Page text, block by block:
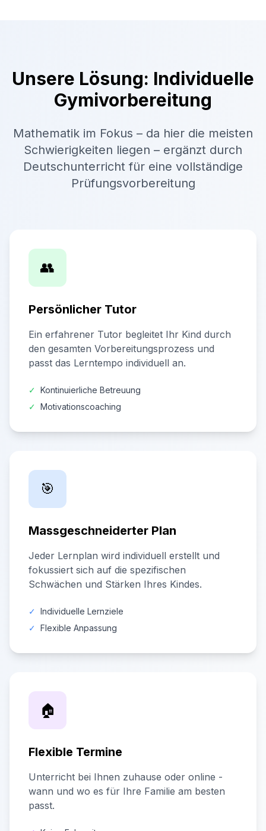
Unsere Lösung: Individuelle
Gymivorbereitung
Mathematik im Fokus – da hier die meisten
Schwierigkeiten liegen – ergänzt durch
Deutschunterricht für eine vollständige
Prüfungsvorbereitung
👥
Persönlicher Tutor
Ein erfahrener Tutor begleitet Ihr Kind durch
den gesamten Vorbereitungsprozess und
passt das Lerntempo individuell an.
✓ Kontinuierliche Betreuung
✓ Motivationscoaching
🎯
Massgeschneiderter Plan
Jeder Lernplan wird individuell erstellt und
fokussiert sich auf die spezifischen
Schwächen und Stärken Ihres Kindes.
✓ Individuelle Lernziele
✓ Flexible Anpassung
🏠
Flexible Termine
Unterricht bei Ihnen zuhause oder online -
wann und wo es für Ihre Familie am besten
passt.